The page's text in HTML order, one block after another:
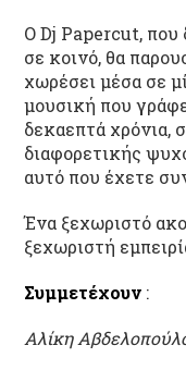
Ο Dj Papercut, που
σε κοινό, θα
χωρέσει μέσα σε
μουσική που
δεκαεπτά χρόνια,
διαφορετικής
αυτό που έχετε
Ένα ξεχωριστό
ξεχωριστή
Συμμετέχουν :
Αλίκη